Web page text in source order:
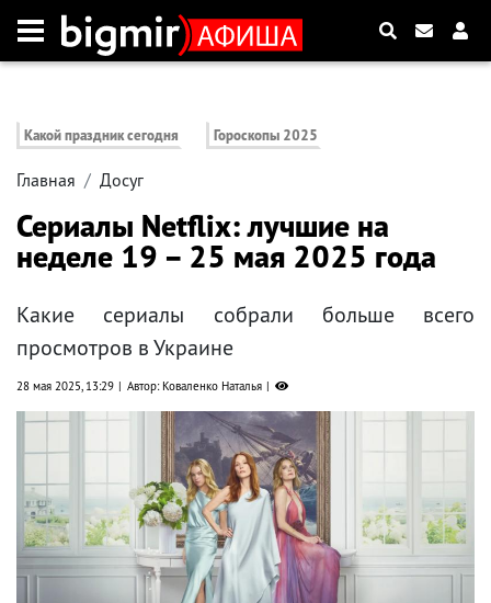
Какой праздник сегодня Гороскопы 2025
Главная Досуг
Сериалы Netflix: лучшие на
неделе 19 – 25 мая 2025 года
Какие сериалы собрали больше всего
просмотров в Украине
28 мая 2025, 13:29 Автор: Коваленко Наталья